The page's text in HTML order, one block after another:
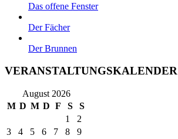
Das offene Fenster
Der Fächer
Der Brunnen
VERANSTALTUNGSKALENDER
August 2026
M D M D F S S
1
2
3
4 5 6 7 8
9